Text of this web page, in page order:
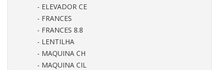
- ELEVADOR CE
- FRANCES
- FRANCES 8.8
- LENTILHA
- MAQUINA CH
- MAQUINA CIL